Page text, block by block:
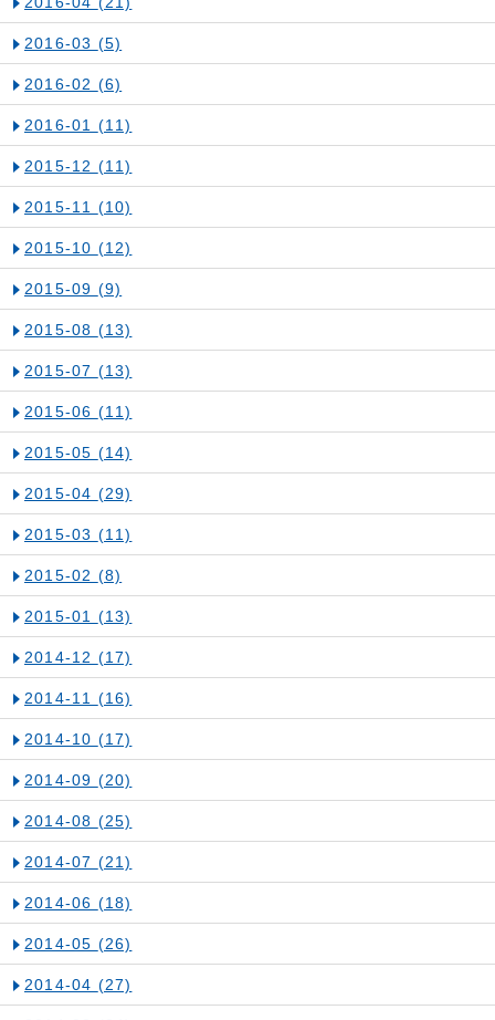
2016-03 (5)
2016-02 (6)
2016-01 (11)
2015-12 (11)
2015-11 (10)
2015-10 (12)
2015-09 (9)
2015-08 (13)
2015-07 (13)
2015-06 (11)
2015-05 (14)
2015-04 (29)
2015-03 (11)
2015-02 (8)
2015-01 (13)
2014-12 (17)
2014-11 (16)
2014-10 (17)
2014-09 (20)
2014-08 (25)
2014-07 (21)
2014-06 (18)
2014-05 (26)
2014-04 (27)